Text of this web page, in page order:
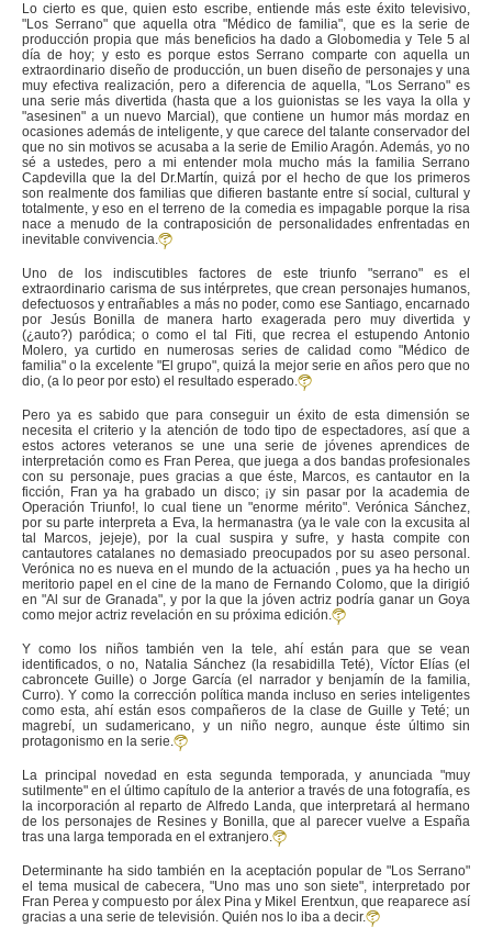
Lo cierto es que, quien esto escribe, entiende más este éxito televisivo,
"Los Serrano" que aquella otra "Médico de familia", que es la serie de
producción propia que más beneficios ha dado a Globomedia y Tele 5 al
día de hoy; y esto es porque estos Serrano comparte con aquella un
extraordinario diseño de producción, un buen diseño de personajes y una
muy efectiva realización, pero a diferencia de aquella, "Los Serrano" es
una serie más divertida (hasta que a los guionistas se les vaya la olla y
"asesinen" a un nuevo Marcial), que contiene un humor más mordaz en
ocasiones además de inteligente, y que carece del talante conservador del
que no sin motivos se acusaba a la serie de Emilio Aragón. Además, yo no
sé a ustedes, pero a mi entender mola mucho más la familia Serrano
Capdevilla que la del Dr.Martín, quizá por el hecho de que los primeros
son realmente dos familias que difieren bastante entre sí social, cultural y
totalmente, y eso en el terreno de la comedia es impagable porque la risa
nace a menudo de la contraposición de personalidades enfrentadas en
inevitable convivencia.
Uno de los indiscutibles factores de este triunfo "serrano" es el
extraordinario carisma de sus intérpretes, que crean personajes humanos,
defectuosos y entrañables a más no poder, como ese Santiago, encarnado
por Jesús Bonilla de manera harto exagerada pero muy divertida y
(¿auto?) paródica; o como el tal Fiti, que recrea el estupendo Antonio
Molero, ya curtido en numerosas series de calidad como "Médico de
familia" o la excelente "El grupo", quizá la mejor serie en años pero que no
dio, (a lo peor por esto) el resultado esperado.
Pero ya es sabido que para conseguir un éxito de esta dimensión se
necesita el criterio y la atención de todo tipo de espectadores, así que a
estos actores veteranos se une una serie de jóvenes aprendices de
interpretación como es Fran Perea, que juega a dos bandas profesionales
con su personaje, pues gracias a que éste, Marcos, es cantautor en la
ficción, Fran ya ha grabado un disco; ¡y sin pasar por la academia de
Operación Triunfo!, lo cual tiene un "enorme mérito". Verónica Sánchez,
por su parte interpreta a Eva, la hermanastra (ya le vale con la excusita al
tal Marcos, jejeje), por la cual suspira y sufre, y hasta compite con
cantautores catalanes no demasiado preocupados por su aseo personal.
Verónica no es nueva en el mundo de la actuación , pues ya ha hecho un
meritorio papel en el cine de la mano de Fernando Colomo, que la dirigió
en "Al sur de Granada", y por la que la jóven actriz podría ganar un Goya
como mejor actriz revelación en su próxima edición.
Y como los niños también ven la tele, ahí están para que se vean
identificados, o no, Natalia Sánchez (la resabidilla Teté), Víctor Elías (el
cabroncete Guille) o Jorge García (el narrador y benjamín de la familia,
Curro). Y como la corrección política manda incluso en series inteligentes
como esta, ahí están esos compañeros de la clase de Guille y Teté; un
magrebí, un sudamericano, y un niño negro, aunque éste último sin
protagonismo en la serie.
La principal novedad en esta segunda temporada, y anunciada "muy
sutilmente" en el último capítulo de la anterior a través de una fotografía, es
la incorporación al reparto de Alfredo Landa, que interpretará al hermano
de los personajes de Resines y Bonilla, que al parecer vuelve a España
tras una larga temporada en el extranjero.
Determinante ha sido también en la aceptación popular de "Los Serrano"
el tema musical de cabecera, "Uno mas uno son siete", interpretado por
Fran Perea y compuesto por álex Pina y Mikel Erentxun, que reaparece así
gracias a una serie de televisión. Quién nos lo iba a decir.